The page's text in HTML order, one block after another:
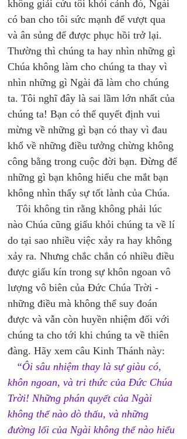
không giải cứu tôi khỏi cảnh đó, Ngài
có ban cho tôi sức mạnh để vượt qua
và ân sủng để được phục hồi trở lại.
Thường thì chúng ta hay nhìn những gì
Chúa không làm cho chúng ta thay vì
nhìn những gì Ngài đã làm cho chúng
ta. Tôi nghĩ đây là sai lầm lớn nhất của
chúng ta! Bạn có thể quyết định vui
mừng về những gì bạn có thay vì đau
khổ về những điều tưởng chừng không
công bằng trong cuộc đời bạn. Đừng để
những gì bạn không hiểu che mắt bạn
không nhìn thấy sự tốt lành của Chúa.
Tôi không tin rằng không phải lúc
nào Chúa cũng giấu khỏi chúng ta về lí
do tại sao nhiều việc xảy ra hay không
xảy ra. Nhưng chắc chắn có nhiều điều
được giấu kín trong sự khôn ngoan vô
lượng vô biên của Đức Chúa Trời -
những điều mà không thể suy đoán
được và vẫn còn huyền nhiệm đối với
chúng ta cho tới khi chúng ta về thiên
đàng. Hãy xem câu Kinh Thánh này:
“Ôi sâu nhiệm thay là sự giàu có,
khôn ngoan, và tri thức của Đức Chúa
Trời! Những phán quyết của Ngài
không thể nào dò thấu, và những
đường lối của Ngài không thể nào hiểu